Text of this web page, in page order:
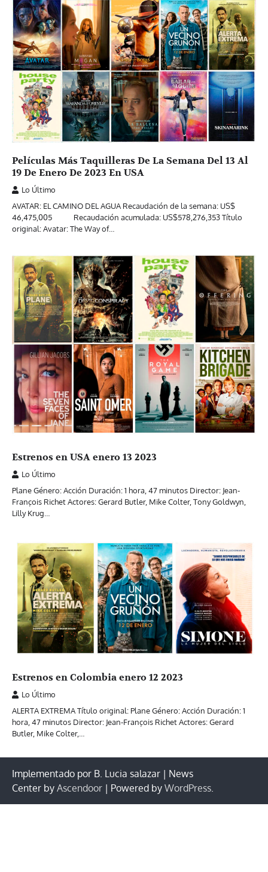
Películas Más Taquilleras De La Semana Del 13 Al
19 De Enero De 2023 En USA
Lo Último
AVATAR: EL CAMINO DEL AGUA Recaudación de la semana: US$
46,475,005 Recaudación acumulada: US$578,276,353 Título
original: Avatar: The Way of…
Estrenos en USA enero 13 2023
Lo Último
Plane Género: Acción Duración: 1 hora, 47 minutos Director: Jean-
François Richet Actores: Gerard Butler, Mike Colter, Tony Goldwyn,
Lilly Krug…
Estrenos en Colombia enero 12 2023
Lo Último
ALERTA EXTREMA Título original: Plane Género: Acción Duración: 1
hora, 47 minutos Director: Jean-François Richet Actores: Gerard
Butler, Mike Colter,…
Implementado por B. Lucia salazar | News
Center by Ascendoor | Powered by WordPress.